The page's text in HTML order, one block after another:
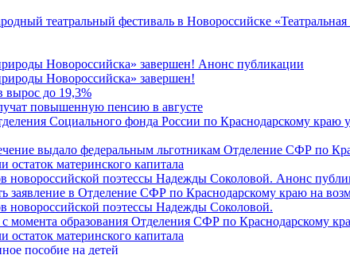
театральный фестиваль в Новороссийске «Театральная
Новороссийска» завершен! Анонс публикации
Новороссийска» завершен!
вырос до 19,3%
повышенную пенсию в августе
Социального фонда России по Краснодарскому краю
выдало федеральным льготникам Отделение СФР по
остаток материнского капитала
новороссийской поэтессы Надежды Соколовой. Анонс
заявление в Отделение СФР по Краснодарскому краю на
новороссийской поэтессы Надежды Соколовой.
момента образования Отделения СФР по Краснодарскому
остаток материнского капитала
пособие на детей